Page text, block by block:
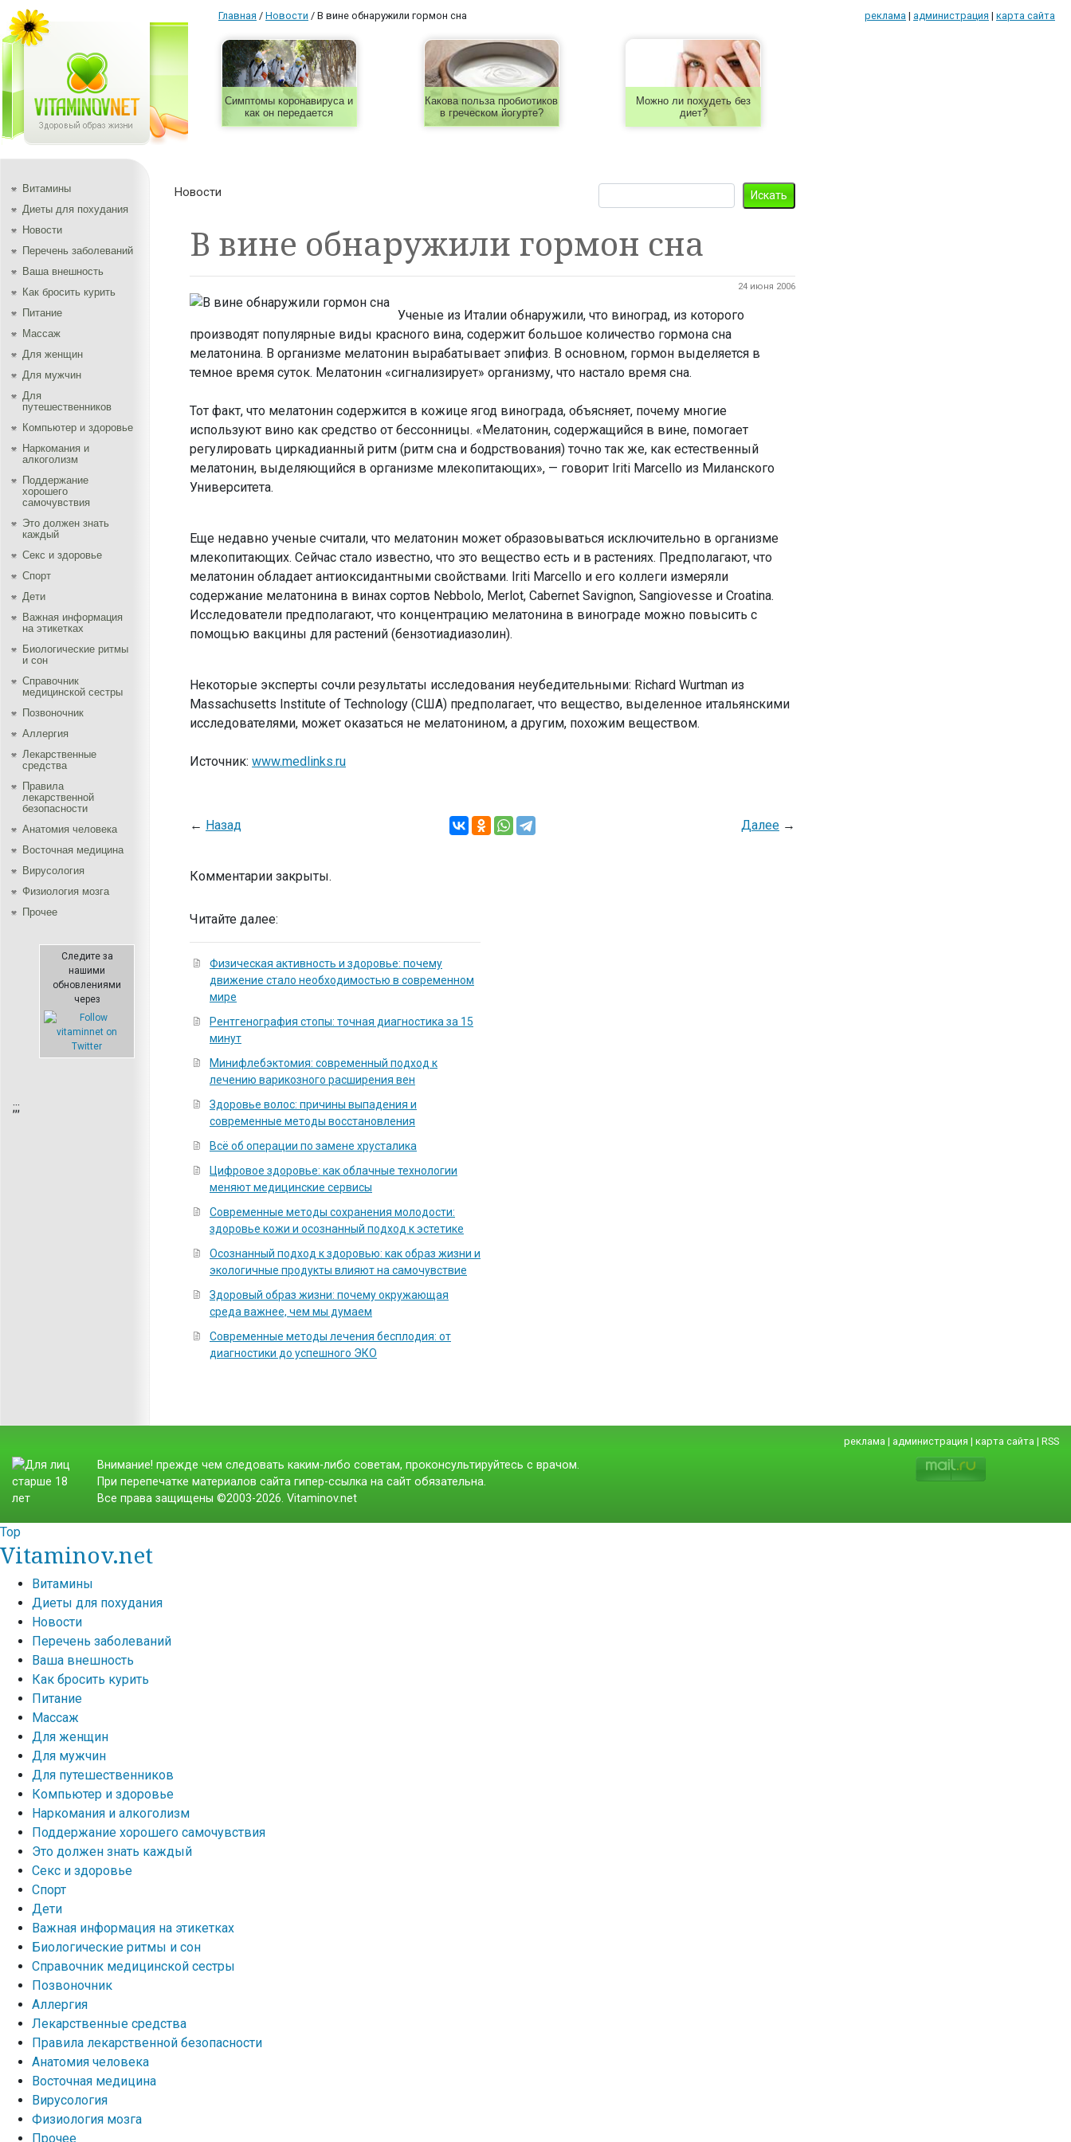
Главная / Новости / В вине обнаружили гормон сна реклама | администрация | карта сайта
Симптомы коронавируса и
как он передается
Какова польза пробиотиков
в греческом йогурте?
Можно ли похудеть без
диет?
Витамины
Диеты для похудания
Новости
Перечень заболеваний
Ваша внешность
Как бросить курить
Питание
Массаж
Для женщин
Для мужчин
Для
путешественников
Компьютер и здоровье
Наркомания и
алкоголизм
Поддержание
хорошего
самочувствия
Это должен знать
каждый
Секс и здоровье
Спорт
Дети
Важная информация
на этикетках
Биологические ритмы
и сон
Справочник
медицинской сестры
Позвоночник
Аллергия
Лекарственные
средства
Правила
лекарственной
безопасности
Aнатомия человека
Восточная медицина
Вирусология
Физиология мозга
Прочее
Следите за
нашими
обновлениями
через
;;;
Новости
В вине обнаружили гормон сна
24 июня 2006
Ученые из Италии обнаружили, что виноград, из которого
производят популярные виды красного вина, содержит большое количество гормона сна
мелатонина. В организме мелатонин вырабатывает эпифиз. В основном, гормон выделяется в
темное время суток. Мелатонин «сигнализирует» организму, что настало время сна.
Тот факт, что мелатонин содержится в кожице ягод винограда, объясняет, почему многие
используют вино как средство от бессонницы. «Мелатонин, содержащийся в вине, помогает
регулировать циркадианный ритм (ритм сна и бодрствования) точно так же, как естественный
мелатонин, выделяющийся в организме млекопитающих», — говорит Iriti Marcello из Миланского
Университета.
Еще недавно ученые считали, что мелатонин может образовываться исключительно в организме
млекопитающих. Сейчас стало известно, что это вещество есть и в растениях. Предполагают, что
мелатонин обладает антиоксидантными свойствами. Iriti Marcello и его коллеги измеряли
содержание мелатонина в винах сортов Nebbolo, Merlot, Cabernet Savignon, Sangiovesse и Croatina.
Исследователи предполагают, что концентрацию мелатонина в винограде можно повысить с
помощью вакцины для растений (бензотиадиазолин).
Некоторые эксперты сочли результаты исследования неубедительными: Richard Wurtman из
Massachusetts Institute of Technology (США) предполагает, что вещество, выделенное итальянскими
исследователями, может оказаться не мелатонином, а другим, похожим веществом.
Источник: www.medlinks.ru
← Назад Далее→
Комментарии закрыты.
Читайте далее:
Физическая активность и здоровье: почему
движение стало необходимостью в современном
мире
Рентгенография стопы: точная диагностика за 15
минут
Минифлебэктомия: современный подход к
лечению варикозного расширения вен
Здоровье волос: причины выпадения и
современные методы восстановления
Всё об операции по замене хрусталика
Цифровое здоровье: как облачные технологии
меняют медицинские сервисы
Современные методы сохранения молодости:
здоровье кожи и осознанный подход к эстетике
Осознанный подход к здоровью: как образ жизни и
экологичные продукты влияют на самочувствие
Здоровый образ жизни: почему окружающая
среда важнее, чем мы думаем
Современные методы лечения бесплодия: от
диагностики до успешного ЭКО
реклама | администрация | карта сайта | RSS
Внимание! прежде чем следовать каким-либо советам, проконсультируйтесь с врачом.
При перепечатке материалов сайта гипер-ссылка на сайт обязательна.
Все права защищены ©2003-2026. Vitaminov.net
Top
Vitaminov.net
Витамины
Диеты для похудания
Новости
Перечень заболеваний
Ваша внешность
Как бросить курить
Питание
Массаж
Для женщин
Для мужчин
Для путешественников
Компьютер и здоровье
Наркомания и алкоголизм
Поддержание хорошего самочувствия
Это должен знать каждый
Секс и здоровье
Спорт
Дети
Важная информация на этикетках
Биологические ритмы и сон
Справочник медицинской сестры
Позвоночник
Аллергия
Лекарственные средства
Правила лекарственной безопасности
Aнатомия человека
Восточная медицина
Вирусология
Физиология мозга
Прочее